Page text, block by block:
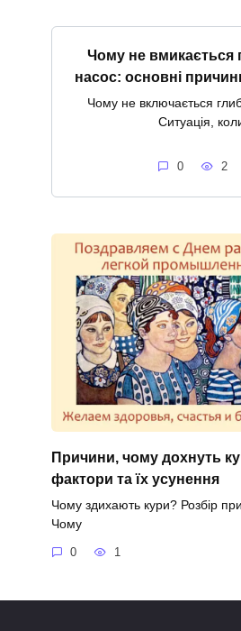
Чому не вмикається
насос: основні
Чому не включається
Ситуація,
0 2
Причини, чому дохнуть
фактори та їх усунення
Чому здихають кури? Розбір
Чому
0 1